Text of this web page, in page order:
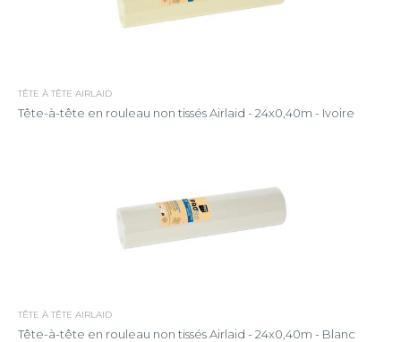
TÊTE À TÊTE AIRLAID
Tête-à-tête en rouleau non tissés Airlaid - 24x0,40m - Ivoire
TÊTE À TÊTE AIRLAID
Tête-à-tête en rouleau non tissés Airlaid - 24x0,40m - Blanc